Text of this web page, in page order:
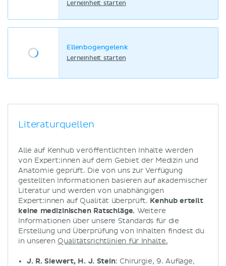
Lerneinheit starten
Ellenbogengelenk
Lerneinheit starten
Literaturquellen
Alle auf Kenhub veröffentlichten Inhalte werden
von Expert:innen auf dem Gebiet der Medizin und
Anatomie geprüft. Die von uns zur Verfügung
gestellten Informationen basieren auf akademischer
Literatur und werden von unabhängigen
Expert:innen auf Qualität überprüft. Kenhub erteilt
keine medizinischen Ratschläge. Weitere
Informationen über unsere Standards für die
Erstellung und Überprüfung von Inhalten findest du
in unseren Qualitätsrichtlinien für Inhalte.
J. R. Siewert, H. J. Stein: Chirurgie, 9. Auflage,